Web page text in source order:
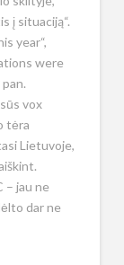
į situaciją“.
year“,
were
vox
tėra
Lietuvoje,
– jau ne
dar ne